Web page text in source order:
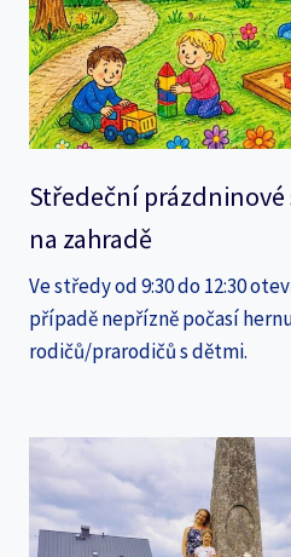
Středeční
na zahradě
Ve středy od 9:30 do 12:30
případě nepřízně počasí
rodičů/prarodičů s dětmi.